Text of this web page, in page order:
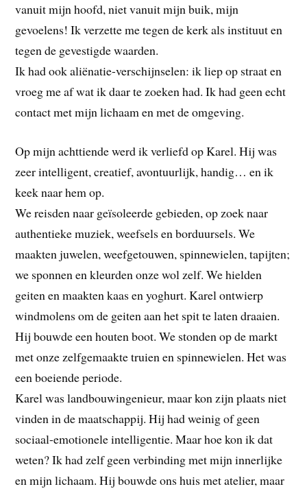
vanuit mijn hoofd, niet vanuit mijn buik, mijn
gevoelens! Ik verzette me tegen de kerk als instituut en
tegen de gevestigde waarden.
Ik had ook aliënatie-verschijnselen: ik liep op straat en
vroeg me af wat ik daar te zoeken had. Ik had geen echt
contact met mijn lichaam en met de omgeving.
Op mijn achttiende werd ik verliefd op Karel. Hij was
zeer intelligent, creatief, avontuurlijk, handig… en ik
keek naar hem op.
We reisden naar geïsoleerde gebieden, op zoek naar
authentieke muziek, weefsels en borduursels. We
maakten juwelen, weefgetouwen, spinnewielen, tapijten;
we sponnen en kleurden onze wol zelf. We hielden
geiten en maakten kaas en yoghurt. Karel ontwierp
windmolens om de geiten aan het spit te laten draaien.
Hij bouwde een houten boot. We stonden op de markt
met onze zelfgemaakte truien en spinnewielen. Het was
een boeiende periode.
Karel was landbouwingenieur, maar kon zijn plaats niet
vinden in de maatschappij. Hij had weinig of geen
sociaal-emotionele intelligentie. Maar hoe kon ik dat
weten? Ik had zelf geen verbinding met mijn innerlijke
en mijn lichaam. Hij bouwde ons huis met atelier, maar